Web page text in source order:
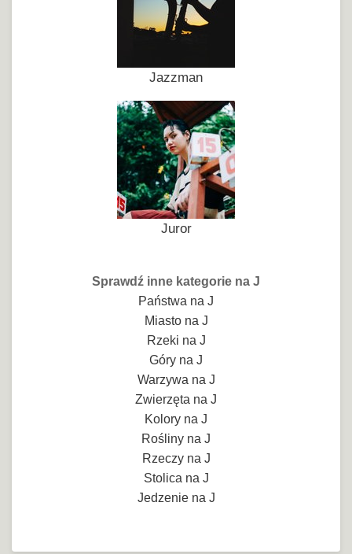
Jazzman
Juror
Sprawdź inne kategorie na J
Państwa na J
Miasto na J
Rzeki na J
Góry na J
Warzywa na J
Zwierzęta na J
Kolory na J
Rośliny na J
Rzeczy na J
Stolica na J
Jedzenie na J